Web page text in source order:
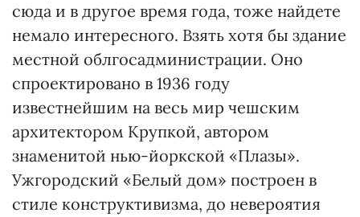
сюда и в другое время года, тоже найдете
немало интересного. Взять хотя бы здание
местной облгосадминистрации. Оно
спроектировано в 1936 году
известнейшим на весь мир чешским
архитектором Крупкой, автором
знаменитой нью-йоркской «Плазы».
Ужгородский «Белый дом» построен в
стиле конструктивизма, до невероятия